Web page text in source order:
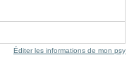
Éditer les informations de mon psy